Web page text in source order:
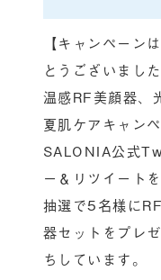
【キャンペーン
とうございました
温感RF美顔器、
夏肌ケアキャン
SALONIA公式
ー＆リツイート
抽選で5名様に
器セットをプレ
ちしています。